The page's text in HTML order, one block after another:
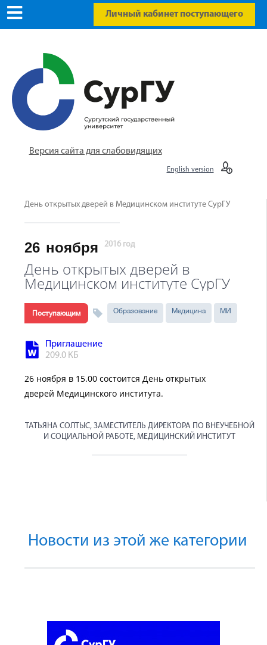
Личный кабинет поступающего
Версия сайта для слабовидящих
English version
День открытых дверей в Медицинском институте СурГУ
26 ноября 2016 год
День открытых дверей в
Медицинском институте СурГУ
Поступающим Образование Медицина МИ
Приглашение
209.0 КБ
26 ноября в 15.00 состоится День открытых
дверей Медицинского института.
ТАТЬЯНА СОЛТЫС, ЗАМЕСТИТЕЛЬ ДИРЕКТОРА ПО ВНЕУЧЕБНОЙ
И СОЦИАЛЬНОЙ РАБОТЕ, МЕДИЦИНСКИЙ ИНСТИТУТ
Новости из этой же категории